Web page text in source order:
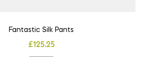
Fantastic Silk Pants
£125.25